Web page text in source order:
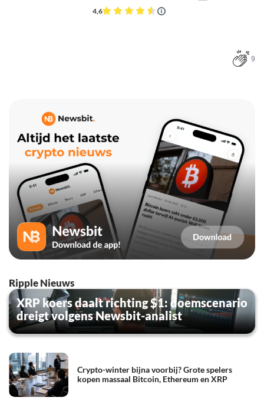
4,6
9
Ripple Nieuws
XRP koers daalt richting $1: doemscenario
dreigt volgens Newsbit-analist
Crypto-winter bijna voorbij? Grote spelers
kopen massaal Bitcoin, Ethereum en XRP